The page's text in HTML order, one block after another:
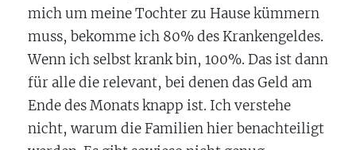
mich um meine Tochter zu Hause kümmern
muss, bekomme ich 80% des Krankengeldes.
Wenn ich selbst krank bin, 100%. Das ist dann
für alle die relevant, bei denen das Geld am
Ende des Monats knapp ist. Ich verstehe
nicht, warum die Familien hier benachteiligt